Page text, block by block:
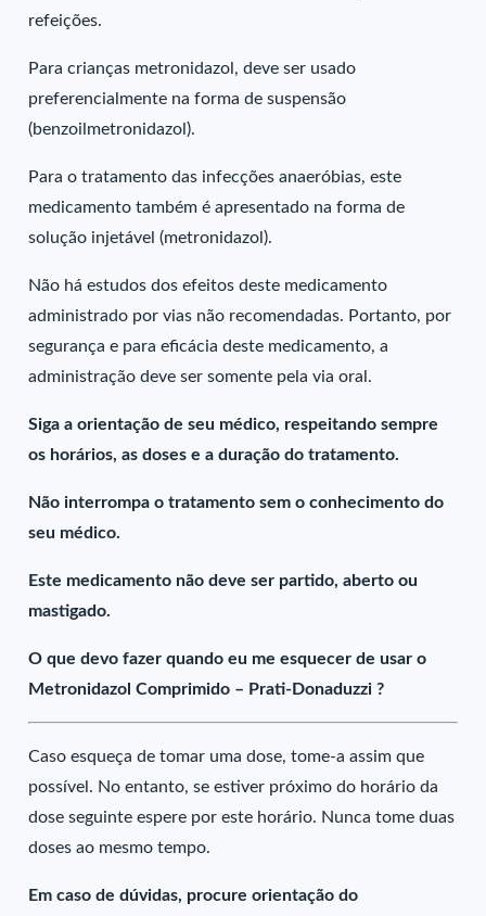
refeições.
Para crianças metronidazol, deve ser usado
preferencialmente na forma de suspensão
(benzoilmetronidazol).
Para o tratamento das infecções anaeróbias, este
medicamento também é apresentado na forma de
solução injetável (metronidazol).
Não há estudos dos efeitos deste medicamento
administrado por vias não recomendadas. Portanto, por
segurança e para eficácia deste medicamento, a
administração deve ser somente pela via oral.
Siga a orientação de seu médico, respeitando sempre
os horários, as doses e a duração do tratamento.
Não interrompa o tratamento sem o conhecimento do
seu médico.
Este medicamento não deve ser partido, aberto ou
mastigado.
O que devo fazer quando eu me esquecer de usar o
Metronidazol Comprimido – Prati-Donaduzzi ?
Caso esqueça de tomar uma dose, tome-a assim que
possível. No entanto, se estiver próximo do horário da
dose seguinte espere por este horário. Nunca tome duas
doses ao mesmo tempo.
Em caso de dúvidas, procure orientação do